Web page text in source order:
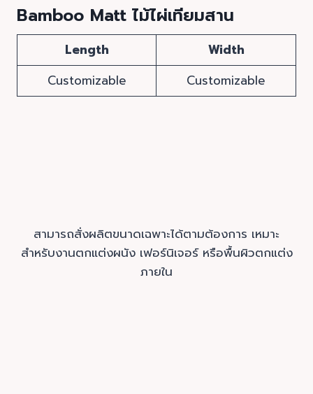
Bamboo Matt ไม้ไผ่เทียมสาน
Length
Width
Customizable
Customizable
สามารถสั่งผลิตขนาดเฉพาะได้ตามต้องการ เหมาะ
สำหรับงานตกแต่งผนัง เฟอร์นิเจอร์ หรือพื้นผิวตกแต่ง
ภายใน